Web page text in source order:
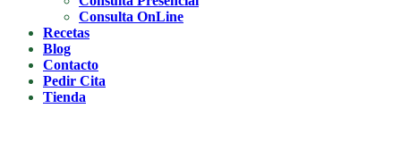
Consulta OnLine
Recetas
Blog
Contacto
Pedir Cita
Tienda